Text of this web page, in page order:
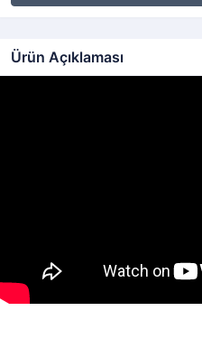
Ürün Açıklaması